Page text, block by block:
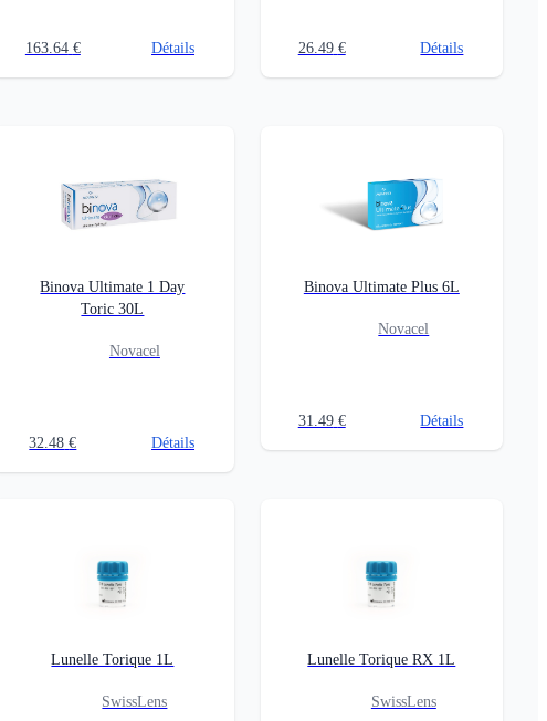
163.64 € Détails 26.49 € Détails
Binova Ultimate 1 Day
Toric 30L
Novacel
32.48 € Détails
Binova Ultimate Plus 6L
Novacel
31.49 € Détails
Lunelle Torique 1L
SwissLens
Lunelle Torique RX 1L
SwissLens